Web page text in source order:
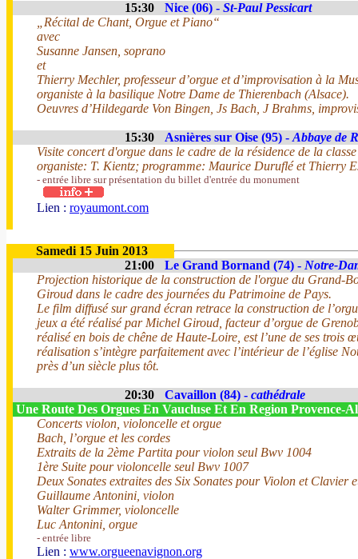
15:30 Nice (06) - St-Paul Pessicart
„Récital de Chant, Orgue et Piano“
avec
Susanne Jansen, soprano
et
Thierry Mechler, professeur d’orgue et d’improvisation à la
organiste à la basilique Notre Dame de Thierenbach (Alsace).
Oeuvres d’Hildegarde Von Bingen, Js Bach, J Brahms,
15:30 Asnières sur Oise (95) - Abbaye de
Visite concert d'orgue dans le cadre de la résidence de la
organiste: T. Kientz; programme: Maurice Duruflé et Thierry
- entrée libre sur présentation du billet d'entrée du monument
Lien : royaumont.com
Samedi 15 Juin 2013
21:00
Le Grand Bornand (74) - Notre-
Projection historique de la construction de l'orgue du Grand-
Giroud dans le cadre des journées du Patrimoine de Pays.
Le film diffusé sur grand écran retrace la construction de
jeux a été réalisé par Michel Giroud, facteur d’orgue de
réalisé en bois de chêne de Haute-Loire, est l’une de ses trois
réalisation s’intègre parfaitement avec l’intérieur de l’église
près d’un siècle plus tôt.
20:30 Cavaillon (84) - cathédrale
Une Route Des Orgues En Vaucluse Et En Region Provence-
Concerts violon, violoncelle et orgue
Bach, l’orgue et les cordes
Extraits de la 2ème Partita pour violon seul Bwv 1004
1ère Suite pour violoncelle seul Bwv 1007
Deux Sonates extraites des Six Sonates pour Violon et Clavier
Guillaume Antonini, violon
Walter Grimmer, violoncelle
Luc Antonini, orgue
- entrée libre
Lien : www.orgueenavignon.org